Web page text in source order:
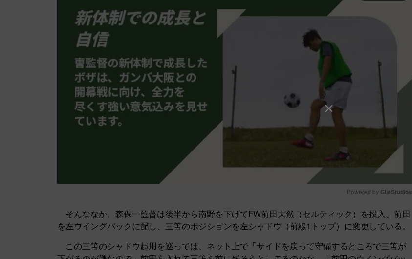
Mute
Powered by GliaStudios
そんななか、森保一監督は後半から南野を下げてFW前田大然（セルティック）を投入。前田
を左ウイングバックに配し、三笘のポジションを左シャドウ（前線1トップ）に変更している。
この三笘のシャドウ起用を巡っては、ネット上で「サイドを戻って守備するところで三笘が